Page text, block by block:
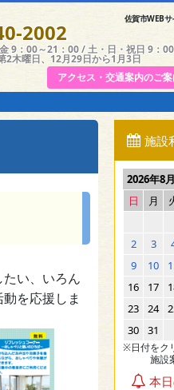
2002
金 9：00～21：00 / 土・日・祝日 9：
2木曜日、12月29日から1月3日
佐賀市WEBサ
アクセス・交通案内のご
い、いろん
を応援しま
施設
2026年8月
日
月
2
3
9
10
16
17
23
24
30
31
※日付をク
施設
本